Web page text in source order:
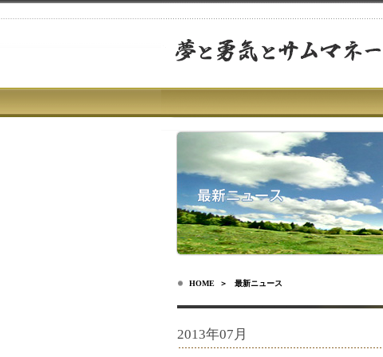
HOME ＞ 最新ニュース
2013年07月